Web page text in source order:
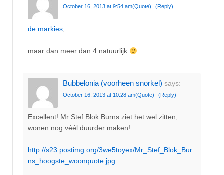
October 16, 2013 at 9:54 am(Quote) (Reply)
de markies
maar dan meer dan 4 natuurlijk
Bubbelonia (voorheen snorkel) says:
October 16, 2013 at 10:28 am(Quote) (Reply)
Excellent! Mr Stef Blok Burns ziet het wel zitten,
wonen nog véél duurder maken!
http://s23.postimg.org/3we5toyex/Mr_Stef_Blok_Bur
ns_hoogste_woonquote.jpg